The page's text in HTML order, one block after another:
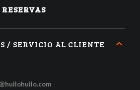
/ SERVICIO AL CLIENTE